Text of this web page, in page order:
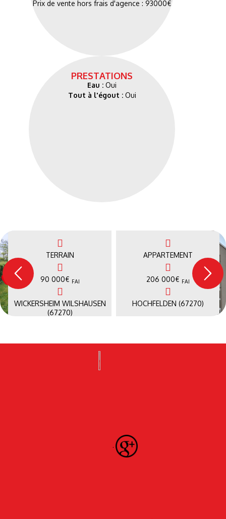
Prix de vente hors frais d'agence : 93000€
PRESTATIONS
Eau : Oui
Tout à l'égout : Oui
TERRAIN
90 000€ FAI
WICKERSHEIM WILSHAUSEN
(67270)
APPARTEMENT
206 000€ FAI
HOCHFELDEN (67270)
.